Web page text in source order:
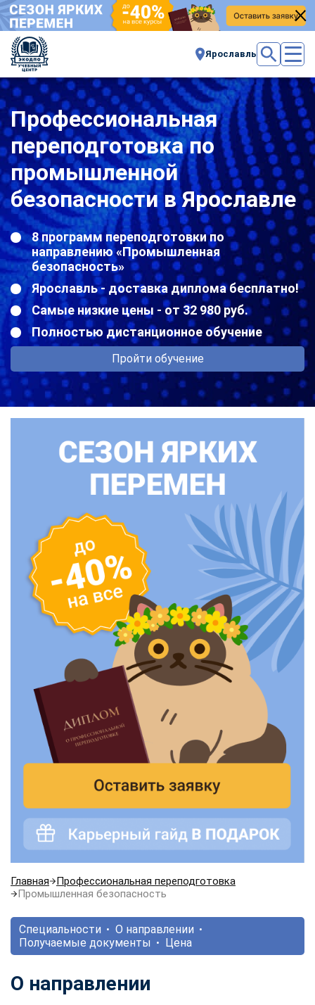
Ярославль
Профессиональная
переподготовка по
промышленной
безопасности в Ярославле
8 программ переподготовки по
направлению «Промышленная
безопасность»
Ярославль - доставка диплома бесплатно!
Самые низкие цены - от 32 980 руб.
Полностью дистанционное обучение
Пройти обучение
Главная
Профессиональная переподготовка
Промышленная безопасность
Специальности
О направлении
Получаемые документы
Цена
О направлении